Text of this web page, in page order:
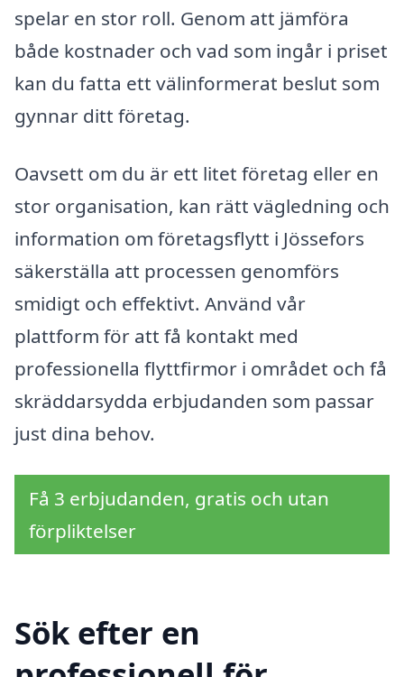
spelar en stor roll. Genom att jämföra
både kostnader och vad som ingår i priset
kan du fatta ett välinformerat beslut som
gynnar ditt företag.
Oavsett om du är ett litet företag eller en
stor organisation, kan rätt vägledning och
information om företagsflytt i Jössefors
säkerställa att processen genomförs
smidigt och effektivt. Använd vår
plattform för att få kontakt med
professionella flyttfirmor i området och få
skräddarsydda erbjudanden som passar
just dina behov.
Få 3 erbjudanden, gratis och utan
förpliktelser
Sök efter en